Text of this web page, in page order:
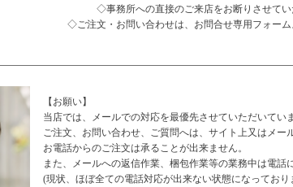
◇事務所への直接のご来店をお断りさせて
◇ご注文・お問い合わせは、お問合せ専用フォー
【お願い】
当店では、メールでの対応を最優先させていただいてい
ご注文、お問い合わせ、ご質問へは、サイト上又はメー
お電話からのご注文は承ることが出来ません。
また、メールへの返信作業、梱包作業等の業務中は電話
(現状、ほぼ全ての電話対応が出来ない状態になっており